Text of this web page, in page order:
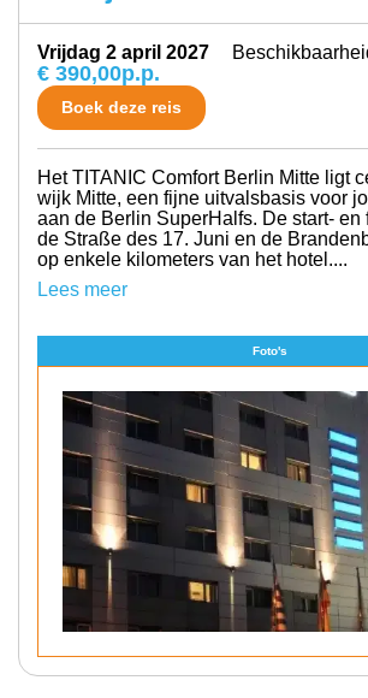
vrijdag 2 april 2027
€ 390,00p.p.
Boek deze reis
Het TITANIC Comfort Berlin Mitte ligt
wijk Mitte, een fijne uitvalsbasis voor
aan de Berlin SuperHalfs. De start- en
de Straße des 17. Juni en de
op enkele kilometers van het hotel....
Lees meer
Foto's